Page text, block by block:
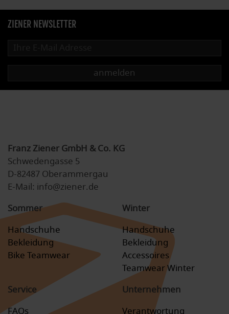
ZIENER NEWSLETTER
anmelden
Franz Ziener GmbH & Co. KG
Schwedengasse 5
D-82487 Oberammergau
E-Mail: info@ziener.de
Sommer
Handschuhe
Bekleidung
Bike Teamwear
Winter
Handschuhe
Bekleidung
Accessoires
Teamwear Winter
Service
FAQs
Unternehmen
Verantwortung